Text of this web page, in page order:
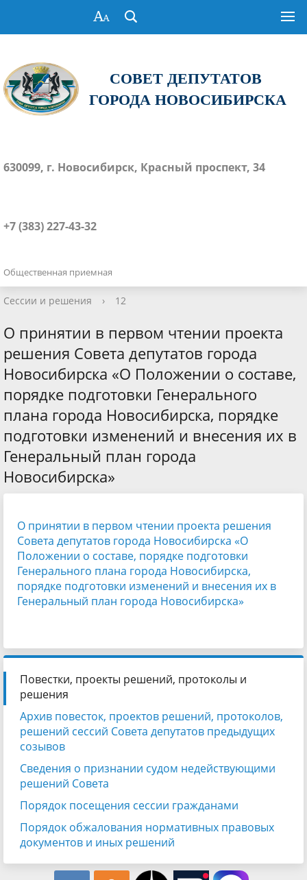
СОВЕТ ДЕПУТАТОВ
ГОРОДА НОВОСИБИРСКА
630099, г. Новосибирск, Красный проспект, 34
+7 (383) 227-43-32
Общественная приемная
Сессии и решения › 12
О принятии в первом чтении проекта
решения Совета депутатов города
Новосибирска «О Положении о составе,
порядке подготовки Генерального
плана города Новосибирска, порядке
подготовки изменений и внесения их в
Генеральный план города
Новосибирска»
О принятии в первом чтении проекта решения
Совета депутатов города Новосибирска «О
Положении о составе, порядке подготовки
Генерального плана города Новосибирска,
порядке подготовки изменений и внесения их в
Генеральный план города Новосибирска»
Повестки, проекты решений, протоколы и
решения
Архив повесток, проектов решений, протоколов,
решений сессий Совета депутатов предыдущих
созывов
Сведения о признании судом недействующими
решений Совета
Порядок посещения сессии гражданами
Порядок обжалования нормативных правовых
документов и иных решений